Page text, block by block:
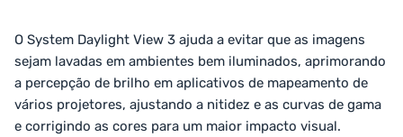
O System Daylight View 3 ajuda a evitar que as imagens
sejam lavadas em ambientes bem iluminados, aprimorando
a percepção de brilho em aplicativos de mapeamento de
vários projetores, ajustando a nitidez e as curvas de gama
e corrigindo as cores para um maior impacto visual.